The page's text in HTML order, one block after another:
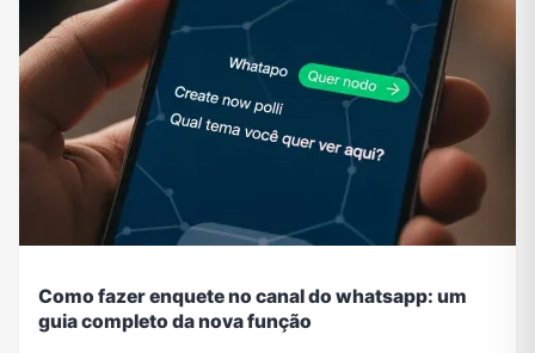
Como fazer enquete no canal do whatsapp: um
guia completo da nova função